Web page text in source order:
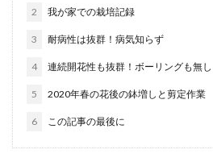
2 我が家での栽培記録
3 耐病性は抜群！病気知らず
4 連続開花性も抜群！ボーリングも無し
5 2020年春の花後の鉢増しと剪定作業
6 この記事の最後に